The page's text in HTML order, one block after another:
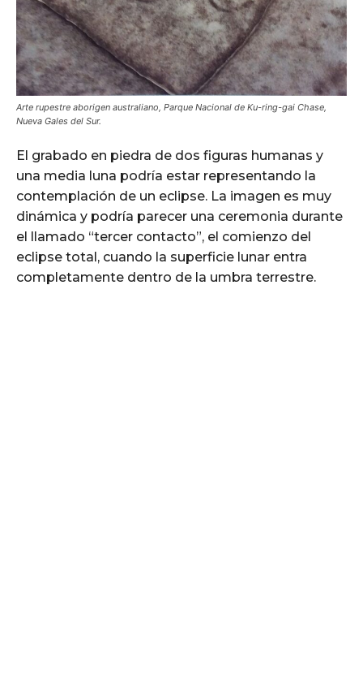
Arte rupestre aborigen australiano, Parque Nacional de Ku-ring-gai Chase,
Nueva Gales del Sur.
El grabado en piedra de dos figuras humanas y
una media luna podría estar representando la
contemplación de un eclipse. La imagen es muy
dinámica y podría parecer una ceremonia durante
el llamado “tercer contacto”, el comienzo del
eclipse total, cuando la superficie lunar entra
completamente dentro de la umbra terrestre.